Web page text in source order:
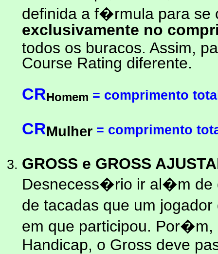
definida a f�rmula para se
exclusivamente no
todos os buracos. Assim,
Course Rating diferente.
CRHomem = comprimento
CRMulher = comprimento
GROSS e GROSS
Desnecess�rio ir al�m de
de tacadas que um
em que participou.
Handicap, o Gross deve